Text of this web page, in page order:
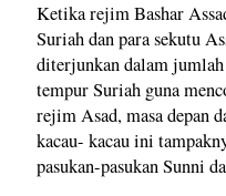
Ketika rejim Bashar
Suriah dan para sekutu
diterjunkan dalam jumlah
tempur Suriah guna
rejim Asad, masa depan
kacau- kacau ini
pasukan-pasukan Sunni